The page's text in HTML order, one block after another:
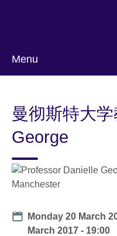
Menu
language
曼彻斯特大
George
Date
Monday 20 March
March 2017 - 19:00